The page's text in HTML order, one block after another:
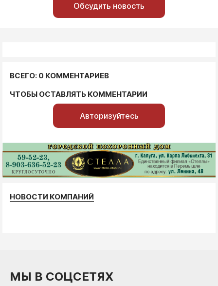
Обсудить новость
ВСЕГО: 0 КОММЕНТАРИЕВ
ЧТОБЫ ОСТАВЛЯТЬ КОММЕНТАРИИ
Авторизуйтесь
НОВОСТИ КОМПАНИЙ
МЫ В СОЦСЕТЯХ